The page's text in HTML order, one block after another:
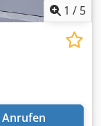
1 / 5
Anrufen